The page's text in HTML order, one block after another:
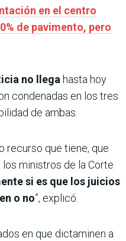
en el centro
de pavimento, pero
no llega hasta hoy
condenadas en los tres
de ambas.
recurso que tiene, que
ministros de la Corte
si es que los juicios
o no”, explicó.
en que dictaminen a